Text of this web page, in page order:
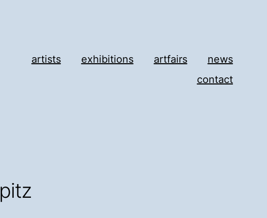
artists exhibitions artfairs
news
contact